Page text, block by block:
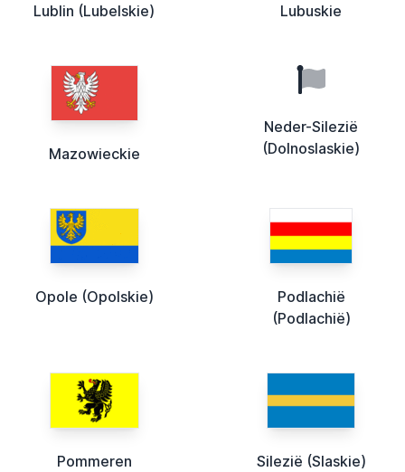
Lublin (Lubelskie) Lubuskie
Mazowieckie
Neder-Silezië
(Dolnoslaskie)
Opole (Opolskie)
Podlachië
(Podlachië)
Pommeren
Silezië (Slaskie)